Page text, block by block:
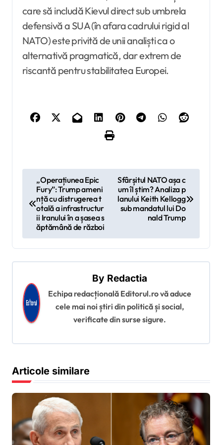
care să includă Kievul direct sub umbrela
defensivă a SUA (în afara cadrului rigid al
NATO) este privită de unii analiști ca o
alternativă pragmatică, dar extrem de
riscantă pentru stabilitatea Europei.
g
a
e
î
n
a
t
i
o
l
„Operațiunea Epic
Fury”: Trump ameni
nță cu distrugerea t
otală a infrastructur
ii Iranului în a șasea s
ăptămână de război
Sfârșitul NATO așa c
um îl știm? Analiza p
lanului Keith Kellogg
sub mandatul lui Do
nald Trump
By Redactia
Echipa redacțională Editorul.ro vă aduce
cele mai noi știri din politică și social,
verificate din surse sigure.
Articole similare